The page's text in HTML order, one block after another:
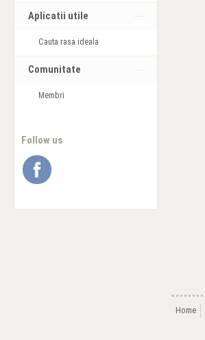
Aplicatii utile
Cauta rasa ideala
Comunitate
Membri
Follow us
Home